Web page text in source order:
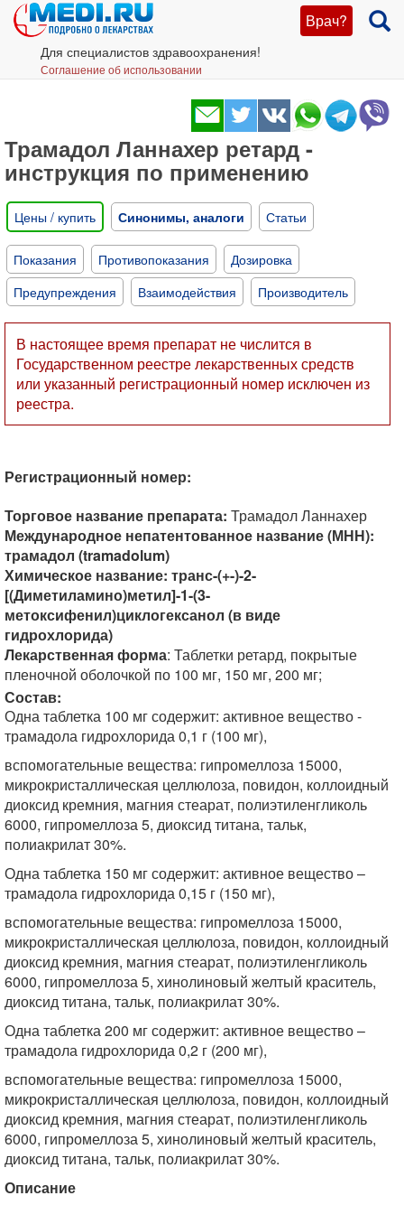
Врач?
Для специалистов здравоохранения!
Соглашение об использовании
Трамадол Ланнахер ретард -
инструкция по применению
Цены / купить Синонимы, аналоги Статьи
Показания Противопоказания
Дозировка
Предупреждения
Взаимодействия Производитель
В настоящее время препарат не числится в
Государственном реестре лекарственных средств
или указанный регистрационный номер исключен из
реестра.
Регистрационный номер:
Торговое название препарата: Трамадол Ланнахер
Международное непатентованное название (МНН):
трамадол (tramadolum)
Химическое название: транс-(+-)-2-
[(Диметиламино)метил]-1-(3-
метоксифенил)циклогексанол (в виде
гидрохлорида)
Лекарственная форма: Таблетки ретард, покрытые
пленочной оболочкой по 100 мг, 150 мг, 200 мг;
Состав:
Одна таблетка 100 мг содержит: активное вещество -
трамадола гидрохлорида 0,1 г (100 мг),
вспомогательные вещества: гипромеллоза 15000,
микрокристаллическая целлюлоза, повидон, коллоидный
диоксид кремния, магния стеарат, полиэтиленгликоль
6000, гипромеллоза 5, диоксид титана, тальк,
полиакрилат 30%.
Одна таблетка 150 мг содержит: активное вещество –
трамадола гидрохлорида 0,15 г (150 мг),
вспомогательные вещества: гипромеллоза 15000,
микрокристаллическая целлюлоза, повидон, коллоидный
диоксид кремния, магния стеарат, полиэтиленгликоль
6000, гипромеллоза 5, хинолиновый желтый краситель,
диоксид титана, тальк, полиакрилат 30%.
Одна таблетка 200 мг содержит: активное вещество –
трамадола гидрохлорида 0,2 г (200 мг),
вспомогательные вещества: гипромеллоза 15000,
микрокристаллическая целлюлоза, повидон, коллоидный
диоксид кремния, магния стеарат, полиэтиленгликоль
6000, гипромеллоза 5, хинолиновый желтый краситель,
диоксид титана, тальк, полиакрилат 30%.
Описание